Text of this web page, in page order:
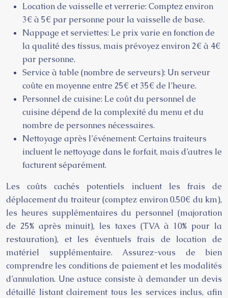
Location de vaisselle et verrerie: Comptez environ
3€ à 5€ par personne pour la vaisselle de base.
Nappage et serviettes: Le prix varie en fonction de
la qualité des tissus, mais prévoyez environ 2€ à 4€
par personne.
Service à table (nombre de serveurs): Un serveur
coûte en moyenne entre 25€ et 35€ de l’heure.
Personnel de cuisine: Le coût du personnel de
cuisine dépend de la complexité du menu et du
nombre de personnes nécessaires.
Nettoyage après l’événement: Certains traiteurs
incluent le nettoyage dans le forfait, mais d’autres le
facturent séparément.
Les coûts cachés potentiels incluent les frais de
déplacement du traiteur (comptez environ 0.50€ du km),
les heures supplémentaires du personnel (majoration
de 25% après minuit), les taxes (TVA à 10% pour la
restauration), et les éventuels frais de location de
matériel supplémentaire. Assurez-vous de bien
comprendre les conditions de paiement et les modalités
d’annulation. Une astuce consiste à demander un devis
détaillé listant clairement tous les services inclus, afin